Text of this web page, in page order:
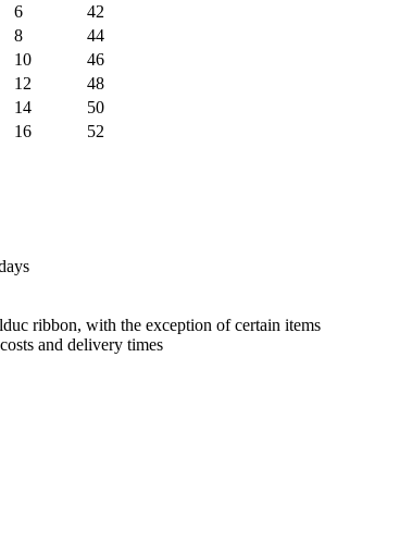
6
42
8
44
10
46
12
48
14
50
16
52
ribbon, with the exception of certain items
and delivery times